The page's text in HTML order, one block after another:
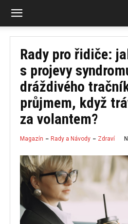
Rady pro řidiče:
s projevy
dráždivého
průjmem, když
za volantem?
Magazín Rady a Návody Zdraví